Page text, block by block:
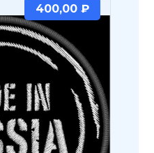
400,00 ₽